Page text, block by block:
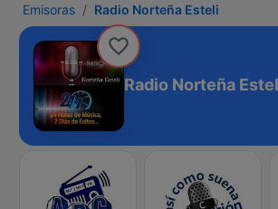
Emisoras Radio Norteña Esteli
Radio Norteña